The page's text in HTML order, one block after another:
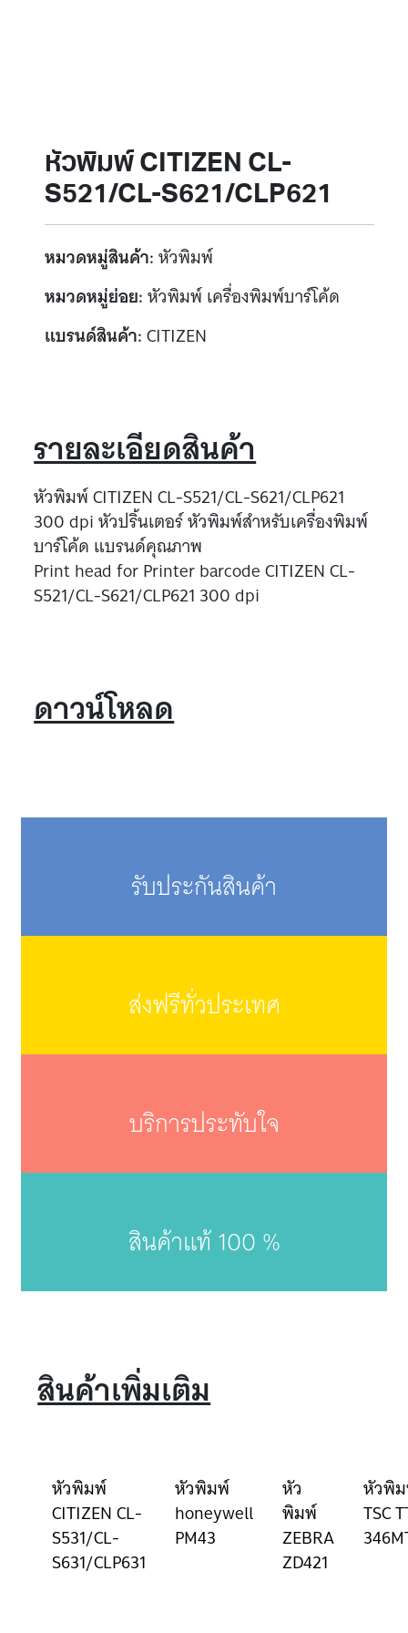
หัวพิมพ์ CITIZEN CL-
S521/CL-S621/CLP621
หมวดหมู่สินค้า:หัวพิมพ์
หมวดหมู่ย่อย:หัวพิมพ์ เครื่องพิมพ์บาร์โค้ด
แบรนด์สินค้า:CITIZEN
รายละเอียดสินค้า
หัวพิมพ์ CITIZEN CL-S521/CL-S621/CLP621
300 dpi หัวปริ้นเตอร์ หัวพิมพ์สำหรับเครื่องพิมพ์
บาร์โค้ด แบรนด์คุณภาพ
Print head for Printer barcode CITIZEN CL-
S521/CL-S621/CLP621 300 dpi
ดาวน์โหลด
รับประกันสินค้า
ส่งฟรีทั่วประเทศ
บริการประทับใจ
สินค้าแท้ 100 %
สินค้าเพิ่มเติม
หัวพิมพ์
CITIZEN CL-
S531/CL-
S631/CLP631
หัวพิมพ์
honeywell
PM43
หัว
พิมพ์
ZEBRA
ZD421
หัวพิ
TSC